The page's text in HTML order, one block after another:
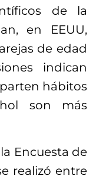
de la
en EEUU,
de edad
indican
hábitos
son más
Encuesta de
realizó entre